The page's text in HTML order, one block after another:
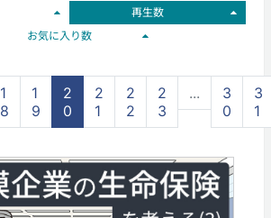
再生数
お気に入り数
1
8
1
9
2
0
2
1
2
2
2
3
...
3
0
3
1